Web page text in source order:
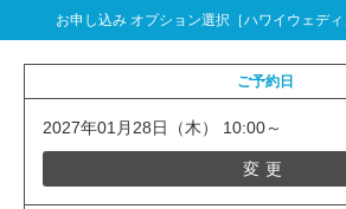
お申し込み オプション選択［ハワイウェディ
ご予約日
2027年01月28日（木） 10:00～
変更